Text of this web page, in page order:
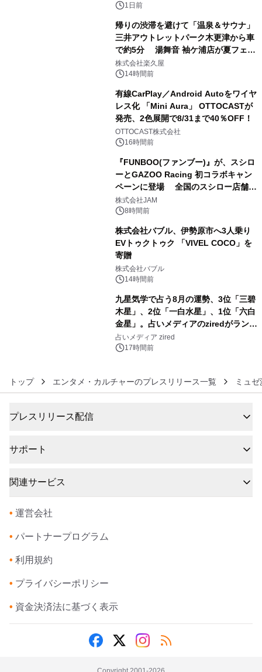
1日前
帰りの渋滞を避けて「温泉＆サウナ」
三井アウトレットパーク木更津から車
で約5分 湯舞音 袖ケ浦店が夏フェア
メニューを提供
株式会社楽久屋
14時間前
有線CarPlay／Android Autoをワイヤ
レス化 「Mini Aura」 OTTOCASTが
発売、2色展開で8/31まで40％OFF！
OTTOCAST株式会社
16時間前
『FUNBOO(ファンブー)』が、スシロ
ーとGAZOO Racing 初コラボキャン
ペーンに登場 全国のスシロー店舗で
GR 4車種の FUNBOO(ミニカー)付き
メニューが展開されます
株式会社JAM
8時間前
株式会社バブル、伊勢原市へ3人乗り
EVトゥクトゥク 「VIVEL COCO」を
寄贈
株式会社バブル
14時間前
九星気学で占う8月の運勢、3位「三碧
木星」、2位「一白水星」、1位「六白
金星」。占いメディアのziredがランキ
ングを発表
占いメディア zired
17時間前
トップ エンタメ・カルチャーのプレスリリース一覧 ミュ
プレスリリース配信
サポート
関連サービス
• 運営会社
• パートナープログラム
• 利用規約
• プライバシーポリシー
• 資金決済法に基づく表示